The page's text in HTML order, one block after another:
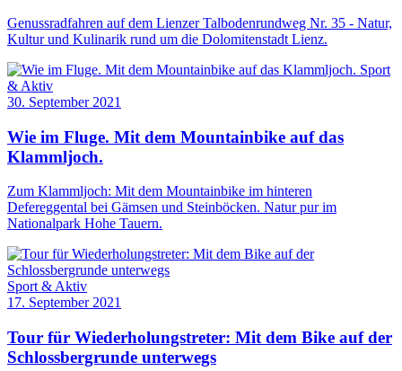
Genussradfahren auf dem Lienzer Talbodenrundweg Nr. 35 - Natur,
Kultur und Kulinarik rund um die Dolomitenstadt Lienz.
Sport
& Aktiv
30. September 2021
Wie im Fluge. Mit dem Mountainbike auf das
Klammljoch.
Zum Klammljoch: Mit dem Mountainbike im hinteren
Defereggental bei Gämsen und Steinböcken. Natur pur im
Nationalpark Hohe Tauern.
Sport & Aktiv
17. September 2021
Tour für Wiederholungstreter: Mit dem Bike auf der
Schlossbergrunde unterwegs